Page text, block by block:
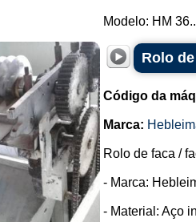
Modelo: HM
Rolo
Código da
Marca:
Rolo de faca /
- Marca:
- Material: Aço